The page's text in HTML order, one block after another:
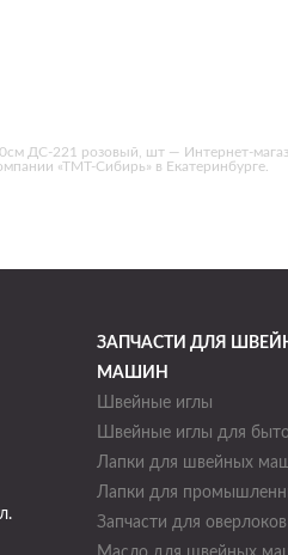
ДС-221 розовый, шт — Интернет-
«ТМТ-Сибирь» в Екатеринбурге.
ЗАПЧАСТИ ДЛЯ
МАШИН
Швейные иглы
Швейные иглы для
Лапки для швейных
Лапки для
Запчасти для оверлоков